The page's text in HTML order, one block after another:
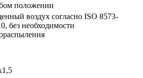
положении
воздух согласно ISO 8573-
без необходимости